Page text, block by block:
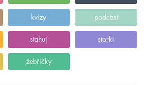
kvízy podcast
stahuj storki
žebříčky